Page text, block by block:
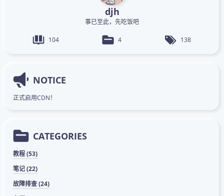
djh
事已至此，先吃饭吧
104 4 138
NOTICE
正式启用CDN！
CATEGORIES
教程 (53)
笔记 (22)
故障排查 (24)